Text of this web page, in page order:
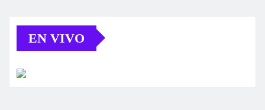
EN VIVO